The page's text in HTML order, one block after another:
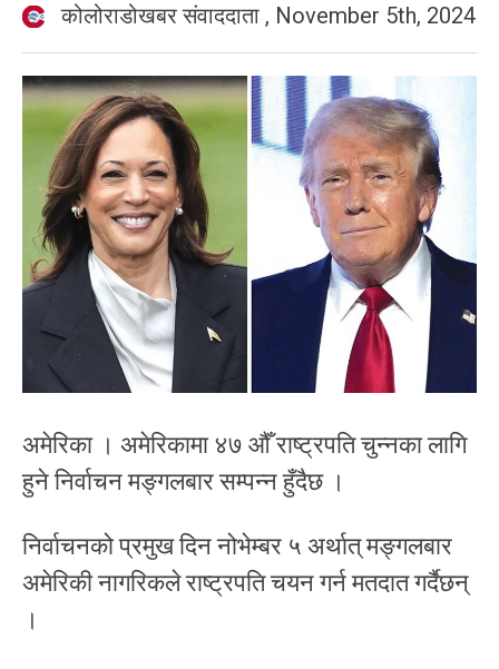
कोलोराडोखबर संवाददाता , November 5th, 2024
अमेरिका । अमेरिकामा ४७ औँ राष्ट्रपति चुन्नका लागि
हुने निर्वाचन मङ्गलबार सम्पन्न हुँदैछ ।
निर्वाचनको प्रमुख दिन नोभेम्बर ५ अर्थात् मङ्गलबार
अमेरिकी नागरिकले राष्ट्रपति चयन गर्न मतदात गर्दैछन्
।